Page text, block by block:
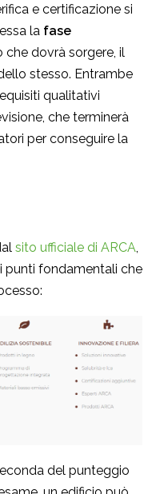
e certificazione si
la fase
che dovrà sorgere, il
stesso. Entrambe
qualitativi
che terminerà
per conseguire la
sito ufficiale di ARCA,
punti fondamentali che
del punteggio